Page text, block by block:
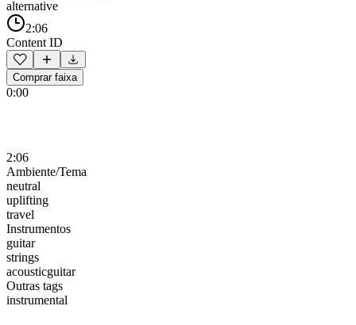
alternative
2:06
Content ID
Comprar faixa
0:00
2:06
Ambiente/Tema
neutral
uplifting
travel
Instrumentos
guitar
strings
acousticguitar
Outras tags
instrumental